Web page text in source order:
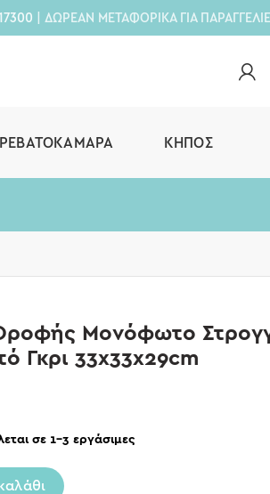
| ΔΩΡΕΑΝ ΜΕΤΑΦΟΡΙΚΑ ΓΙΑ
ΚΉΠΟΣ
Μονόφωτο
Γκρι 33x33x29cm
σε 1-3 εργάσιμες